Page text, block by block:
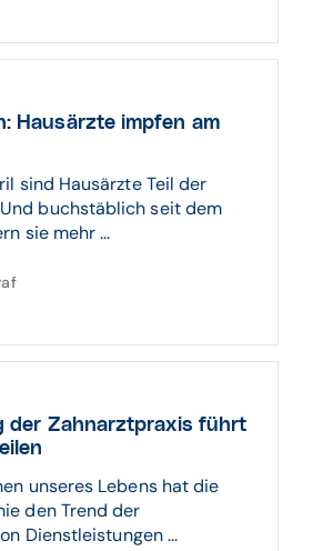
Hausärzte impfen am
sind Hausärzte Teil der
buchstäblich seit dem
sie mehr ...
der Zahnarztpraxis führt
unseres Lebens hat die
den Trend der
Dienstleistungen ...